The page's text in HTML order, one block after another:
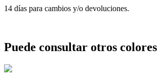
14 días para cambios y/o devoluciones.
Puede consultar otros